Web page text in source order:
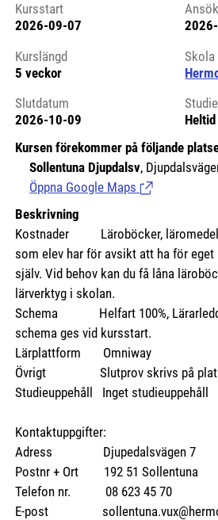
Kursstart 6173708
Kursstart
2026-09-07
Kurslängd
5 veckor
Skola
Slutdatum
2026-10-09
Kursen förekommer på följande
Sollentuna Djupdalsv,
Öppna Google Maps (Länk till
Beskrivning
Kostnader Läroböcker,
som elev har för avsikt att ha för eget
själv. Vid behov kan du få låna
lärverktyg i skolan.
Schema Helfart 100%, Lärarledd
schema ges vid kursstart.
Lärplattform Omniway
Övrigt Slutprov skrivs på plats
Studieuppehåll Inget studieuppehåll
Kontaktuppgifter:
Adress Djupedalsvägen 7
Postnr + Ort 192 51 Sollentuna
Telefon nr. 08 623 45 70
E-post